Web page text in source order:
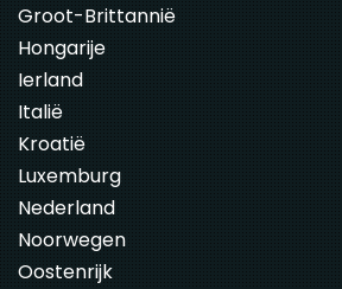
Groot-Brittannië
Hongarije
Ierland
Italië
Kroatië
Luxemburg
Nederland
Noorwegen
Oostenrijk